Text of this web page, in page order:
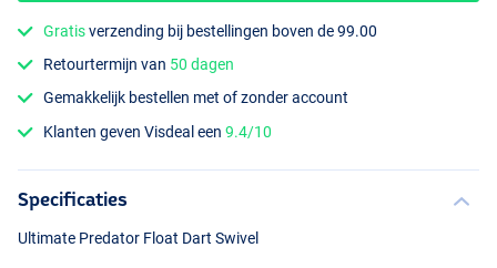
Gratisverzending bij bestellingen boven de 99.00
Retourtermijn van 50 dagen
Gemakkelijk bestellen met of zonder account
Klanten geven Visdeal een9.4/10
Specificaties
Ultimate Predator Float Dart Swivel